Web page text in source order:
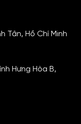
Tân, Hồ Chí Minh
Hưng Hòa B,